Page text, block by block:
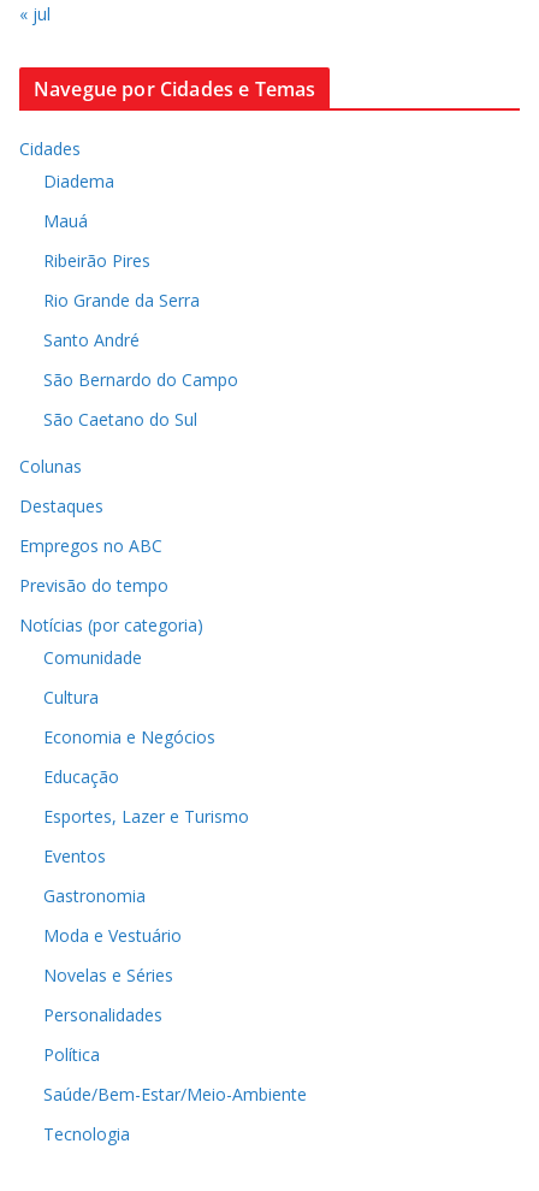
« jul
Navegue por Cidades e Temas
Cidades
Diadema
Mauá
Ribeirão Pires
Rio Grande da Serra
Santo André
São Bernardo do Campo
São Caetano do Sul
Colunas
Destaques
Empregos no ABC
Previsão do tempo
Notícias (por categoria)
Comunidade
Cultura
Economia e Negócios
Educação
Esportes, Lazer e Turismo
Eventos
Gastronomia
Moda e Vestuário
Novelas e Séries
Personalidades
Política
Saúde/Bem-Estar/Meio-Ambiente
Tecnologia